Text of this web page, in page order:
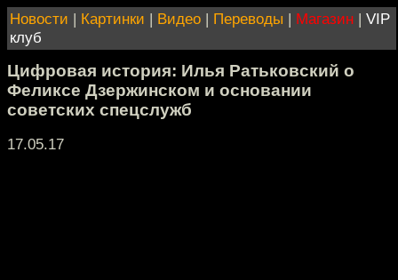
Новости | Картинки | Видео | Переводы | Магазин | VIP
клуб
Цифровая история: Илья Ратьковский о
Феликсе Дзержинском и основании
советских спецслужб
17.05.17